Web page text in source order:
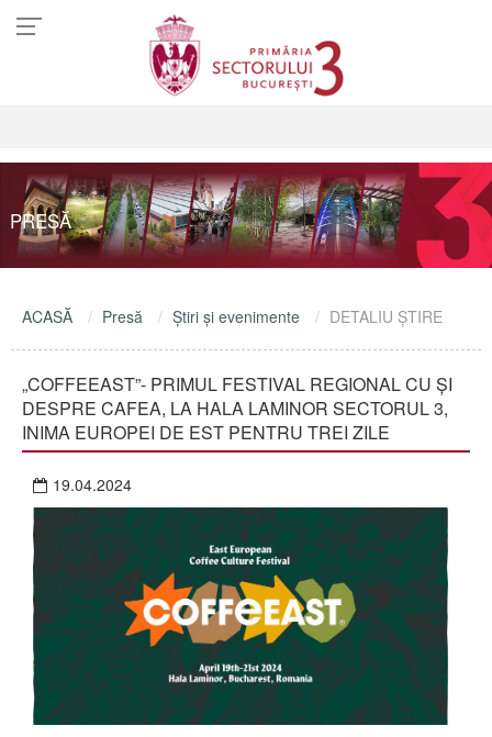
PRESĂ
ACASĂ Presă Ştiri şi evenimente DETALIU ŞTIRE
„COFFEEAST”- PRIMUL FESTIVAL REGIONAL CU ȘI
DESPRE CAFEA, LA HALA LAMINOR SECTORUL 3,
INIMA EUROPEI DE EST PENTRU TREI ZILE
19.04.2024